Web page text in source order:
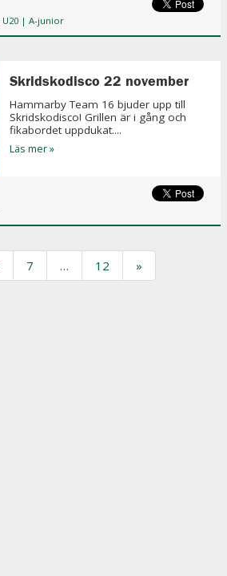
U20 | A-junior
Skridskodisco 22 november
Hammarby Team 16 bjuder upp till
Skridskodisco! Grillen är i gång och
fikabordet uppdukat....
Läs mer »
7 … 12 »